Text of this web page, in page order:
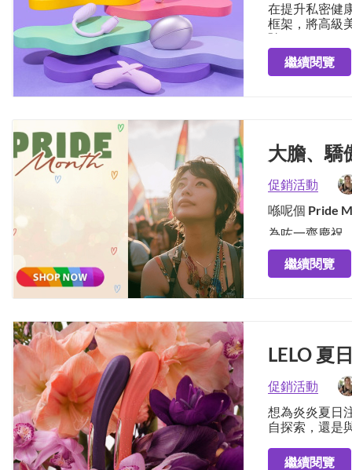
在提升私密健
框架，將高級
驗。
繼續閱覽
大膽、驕
促銷活動
喺呢個 Pride
為咗一齊慶祝
獨家優惠 。
繼續閱覽
LELO 夏
促銷活動
想為炎炎夏日
自探索，還是
繼續閱覽